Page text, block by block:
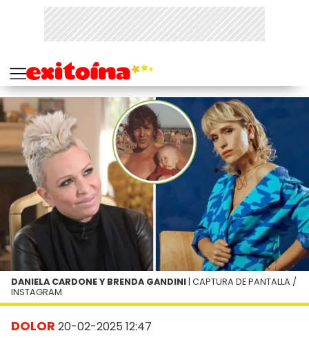
DOLOR 20-02-2025 12:47
DANIELA CARDONE Y BRENDA GANDINI | CAPTURA DE PANTALLA /
INSTAGRAM